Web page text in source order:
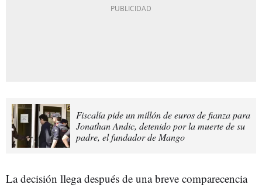
Fiscalía pide un millón de euros de fianza para
Jonathan Andic, detenido por la muerte de su
padre, el fundador de Mango
La decisión llega después de una breve comparecencia